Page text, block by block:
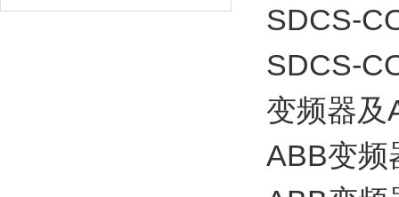
SDCS-
SDCS-
变频器及
ABB变